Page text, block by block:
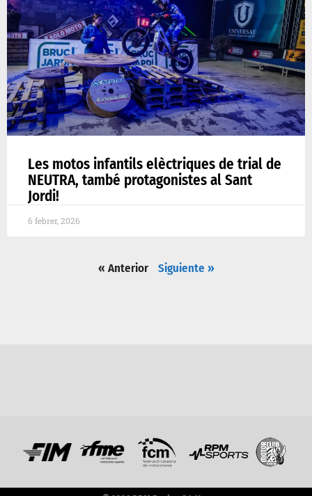
Les motos infantils elèctriques de trial de
NEUTRA, també protagonistes al Sant
Jordi!
6 febrer, 2026
« Anterior Siguiente »